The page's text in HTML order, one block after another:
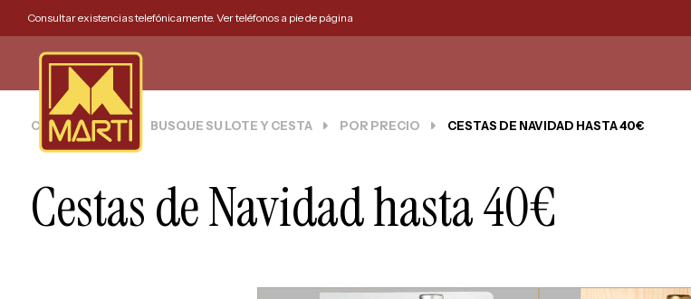
Consultar existencias telefónicamente. Ver teléfonos a pie de página
CESTAS MARTI BUSQUE SU LOTE Y CESTA POR PRECIO CESTAS DE NAVIDAD HASTA 40€
Cestas de Navidad hasta 40€